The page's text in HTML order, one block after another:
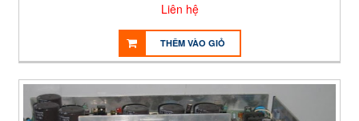
Liên hệ
THÊM VÀO GIỎ